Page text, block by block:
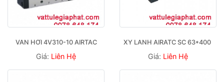
VAN HƠI 4V310-10 AIRTAC
Giá: Liên Hệ
XY LANH AIRATC SC 63*400
Giá: Liên Hệ